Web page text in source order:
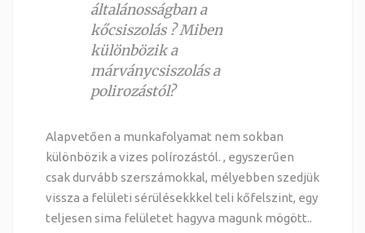
általánosságban a
kőcsiszolás ? Miben
különbözik a
márványcsiszolás a
polirozástól?
Alapvetően a munkafolyamat nem sokban
különbözik a vizes polírozástól. , egyszerűen
csak durvább szerszámokkal, mélyebben szedjük
vissza a felületi sérülésekkkel teli kőfelszint, egy
teljesen sima felületet hagyva magunk mögött..